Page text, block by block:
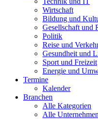
Wirtschaft
Bildung und
Gesellschaft und
Politik
Reise und
Gesundheit und
Sport und Freizeit
Energie und
Termine
Kalender
Branchen
Alle Kategorien
Alle Unternehmen